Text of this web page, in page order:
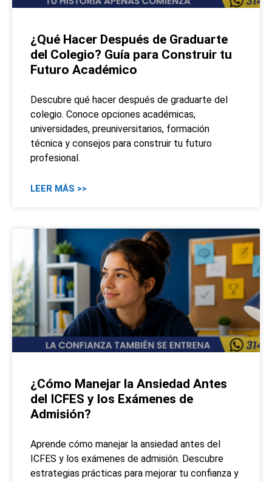
¿Qué Hacer Después de Graduarte
del Colegio? Guía para Construir tu
Futuro Académico
Descubre qué hacer después de graduarte del
colegio. Conoce opciones académicas,
universidades, preuniversitarios, formación
técnica y consejos para construir tu futuro
profesional.
LEER MÁS >>
¿Cómo Manejar la Ansiedad Antes
del ICFES y los Exámenes de
Admisión?
Aprende cómo manejar la ansiedad antes del
ICFES y los exámenes de admisión. Descubre
estrategias prácticas para mejorar tu confianza y